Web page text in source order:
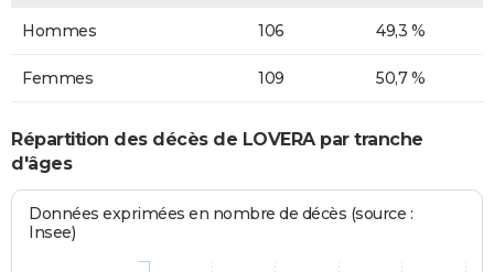
Hommes 106 49,3 %
Femmes 109 50,7 %
Répartition des décès de LOVERA par tranche
d'âges
Données exprimées en nombre de décès (source :
Insee)